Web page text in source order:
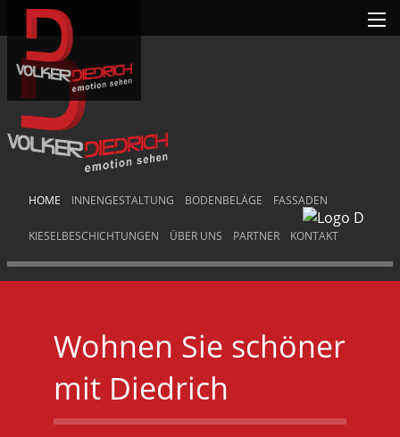
HOME INNENGESTALTUNG BODENBELÄGE FASSADEN
KIESELBESCHICHTUNGEN ÜBER UNS PARTNER KONTAKT
Wohnen Sie schöner
mit Diedrich